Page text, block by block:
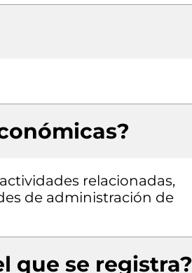
relacionadas,
de administración de
que se registra?